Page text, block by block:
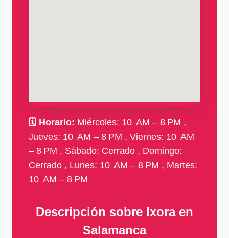
🗓 Horario: Miércoles: 10 AM – 8 PM ,
Jueves: 10 AM – 8 PM , Viernes: 10 AM
– 8 PM , Sábado: Cerrado , Domingo:
Cerrado , Lunes: 10 AM – 8 PM , Martes:
10 AM – 8 PM
Descripción sobre Ixora en
Salamanca